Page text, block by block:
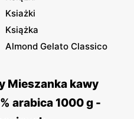
Ksiażki
Książka
Almond Gelato Classico
Mieszanka kawy
arabica 1000 g -